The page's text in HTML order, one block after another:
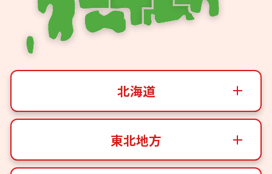
北海道
東北地方